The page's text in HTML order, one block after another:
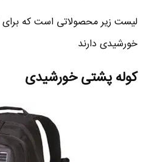
لیست زیر محصولاتی است که برای
خورشیدی دارند
کوله پشتی خورشیدی